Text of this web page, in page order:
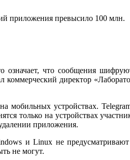
приложения превысило 100 млн.
что сообщения
коммерческий директор
мобильных устройствах.
только на устройствах
приложения.
и Linux не
не могут.